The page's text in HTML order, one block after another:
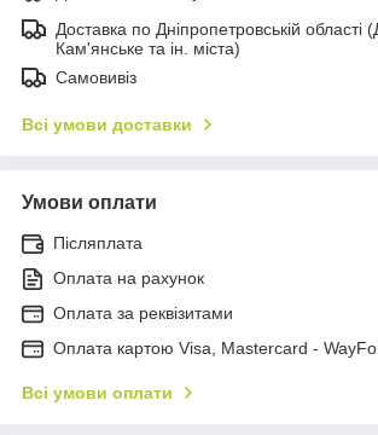
Доставка по Дніпропетровській області
Кам'янське та ін. міста)
Самовивіз
Всі умови доставки
Умови оплати
Післяплата
Оплата на рахунок
Оплата за реквізитами
Оплата картою Visa, Mastercard -
Всі умови оплати